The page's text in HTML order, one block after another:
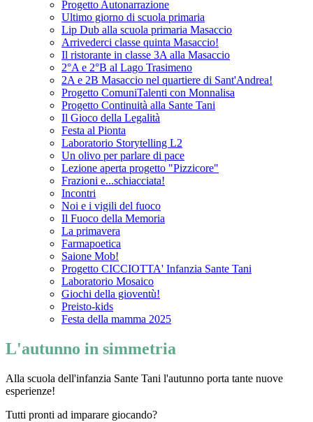
Progetto Autonarrazione
Ultimo giorno di scuola primaria
Lip Dub alla scuola primaria Masaccio
Arrivederci classe quinta Masaccio!
Il ristorante in classe 3A alla Masaccio
2°A e 2°B al Lago Trasimeno
2A e 2B Masaccio nel quartiere di Sant'Andrea!
Progetto ComuniTalenti con Monnalisa
Progetto Continuità alla Sante Tani
Il Gioco della Legalità
Festa al Pionta
Laboratorio Storytelling L2
Un olivo per parlare di pace
Lezione aperta progetto "Pizzicore"
Frazioni e...schiacciata!
Incontri
Noi e i vigili del fuoco
Il Fuoco della Memoria
La primavera
Farmapoetica
Saione Mob!
Progetto CICCIOTTA' Infanzia Sante Tani
Laboratorio Mosaico
Giochi della gioventù!
Preisto-kids
Festa della mamma 2025
L'autunno in simmetria
Alla scuola dell'infanzia Sante Tani l'autunno porta tante nuove
esperienze!
Tutti pronti ad imparare giocando?